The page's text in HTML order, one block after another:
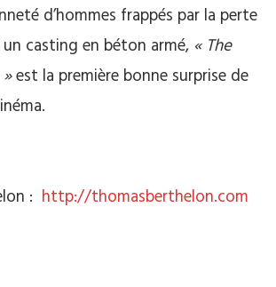
d’hommes frappés par la perte
casting en béton armé, « The
est la première bonne surprise de
: http://thomasberthelon.com